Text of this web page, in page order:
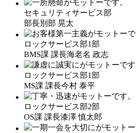
セキュリティサービス部
部長別部 晃太
ロックサービス部1部
BMS課 課長海老名 政志
ロックサービス部1部
MS課 課長今村 泰平
ロックサービス部2部
OS課 課長漆澤 慎太郎